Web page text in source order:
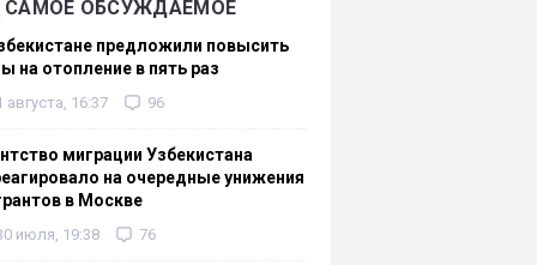
САМОЕ ОБСУЖДАЕМОЕ
предложили повысить
на отопление в пять раз
августа, 16:37 96
миграции Узбекистана
на очередные унижения
в Москве
июля, 19:38 76